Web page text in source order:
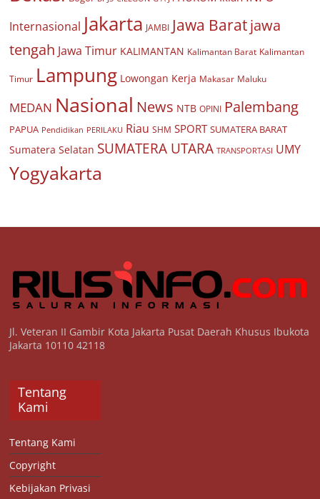
Internasional Jakarta JAMBI Jawa Baratjawa
tengah Jawa Timur KALIMANTAN Kalimantan Barat Kalimantan
Timur Lampung Lowongan Kerja Makasar Maluku
MEDAN Nasional News NTB OPINI Palembang
PAPUA Pendidikan PERILAKU Riau SHM SPORT SUMATERA BARAT
Sumatera Selatan SUMATERA UTARA TRANSPORTASI UMY
Yogyakarta
Jl. Veteran II Gambir Kota Jakarta Pusat Daerah Khusus Ibukota
Jakarta 10110 42118
Tentang
Kami
Tentang Kami
Copyright
Kebijakan Privasi